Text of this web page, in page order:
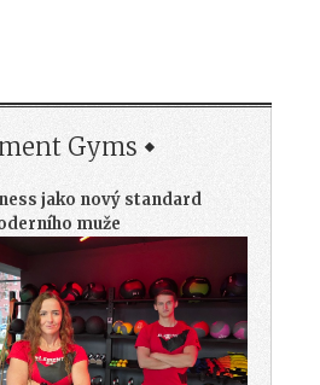
Gyms
jako nový standard
muže